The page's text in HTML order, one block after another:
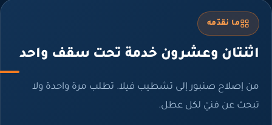
ما نقدّمه
وعشرون خدمة تحت سقف واحد
إصلاح صنبور إلى تشطيب فيلا. تطلب مرة واحدة ولا
عن فنيّ لكل عطل.